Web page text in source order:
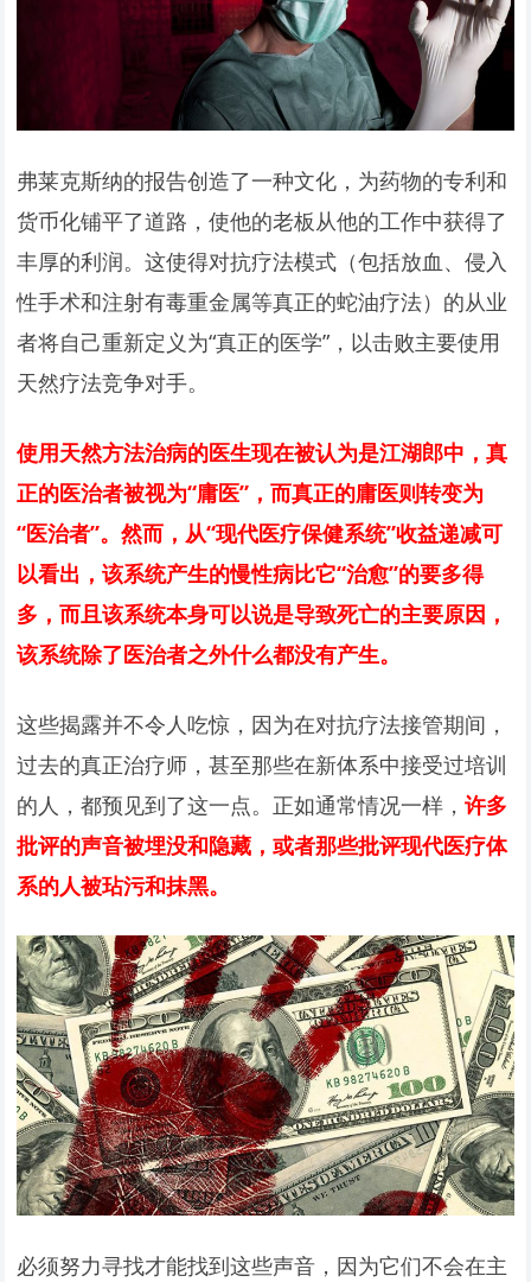
弗莱克斯纳的报告创造了一种文化，为药物的专利和
货币化铺平了道路，使他的老板从他的工作中获得了
丰厚的利润。这使得对抗疗法模式（包括放血、侵入
性手术和注射有毒重金属等真正的蛇油疗法）的从业
者将自己重新定义为“真正的医学”，以击败主要使用
天然疗法竞争对手。
使用天然方法治病的医生现在被认为是江湖郎中，真
正的医治者被视为“庸医”，而真正的庸医则转变为
“医治者”。然而，从“现代医疗保健系统”收益递减可
以看出，该系统产生的慢性病比它“治愈”的要多得
多，而且该系统本身可以说是导致死亡的主要原因，
该系统除了医治者之外什么都没有产生。
这些揭露并不令人吃惊，因为在对抗疗法接管期间，
过去的真正治疗师，甚至那些在新体系中接受过培训
的人，都预见到了这一点。正如通常情况一样，许多
批评的声音被埋没和隐藏，或者那些批评现代医疗体
系的人被玷污和抹黑。
必须努力寻找才能找到这些声音，因为它们不会在主